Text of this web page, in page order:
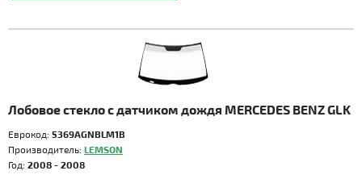
Лобовое стекло с датчиком дождя MERCEDES BENZ GLK
Еврокод: 5369AGNBLM1B
Производитель: LEMSON
Год: 2008 - 2008